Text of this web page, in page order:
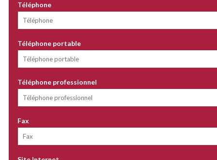
Téléphone
Téléphone portable
Téléphone professionnel
Fax